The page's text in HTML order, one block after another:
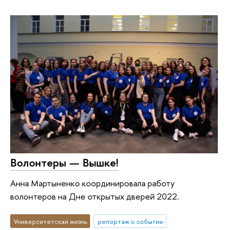
Волонтеры — Вышке!
Анна Мартыненко координировала работу
волонтеров на Дне открытых дверей 2022.
Университетская жизнь
репортаж о событии